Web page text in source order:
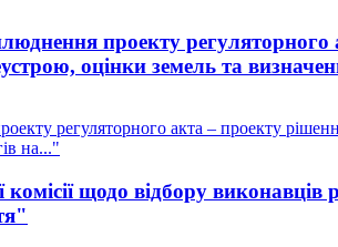
проекту регуляторного
оцінки земель та
регуляторного акта – проекту
на..."
щодо відбору виконавців